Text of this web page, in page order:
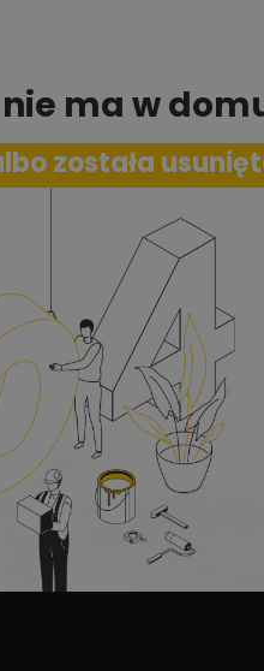
ma w
została